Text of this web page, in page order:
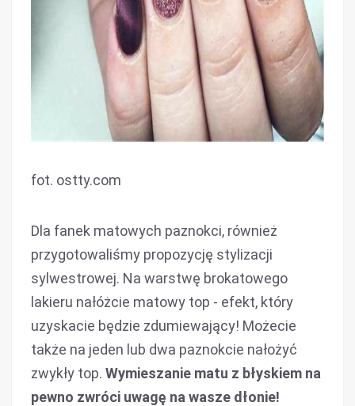
fot. ostty.com
Dla fanek matowych paznokci, również
przygotowaliśmy propozycję stylizacji
sylwestrowej. Na warstwę brokatowego
lakieru nałóżcie matowy top - efekt, który
uzyskacie będzie zdumiewający! Możecie
także na jeden lub dwa paznokcie nałożyć
zwykły top. Wymieszanie matu z błyskiem na
pewno zwróci uwagę na wasze dłonie!